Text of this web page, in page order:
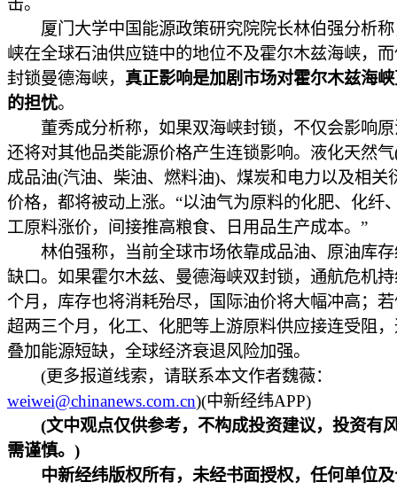
击。
厦门大学中国能源政策研究院院长林伯强分析称
峡在全球石油供应链中的地位不及霍尔木兹海峡，
封锁曼德海峡， 真正影响是加剧市场对霍尔木兹海
的担忧。
董秀成分析称，如果双海峡封锁，不仅会影响原
还将对其他品类能源价格产生连锁影响。液化天然
成品油(汽油、柴油、燃料油)、煤炭和电力以及相关
价格，都将被动上涨。“以油气为原料的化肥、化纤
工原料涨价，间接推高粮食、日用品生产成本。”
林伯强称，当前全球市场依靠成品油、原油库存
缺口。如果霍尔木兹、曼德海峡双封锁，通航危机
个月，库存也将消耗殆尽，国际油价将大幅冲高；
超两三个月，化工、化肥等上游原料供应接连受阻
叠加能源短缺，全球经济衰退风险加强。
(更多报道线索，请联系本文作者魏薇：
weiwei@chinanews.com.cn)(中新经纬APP)
(文中观点仅供参考，不构成投资建议，投资有
需谨慎。)
中新经纬版权所有，未经书面授权，任何单位